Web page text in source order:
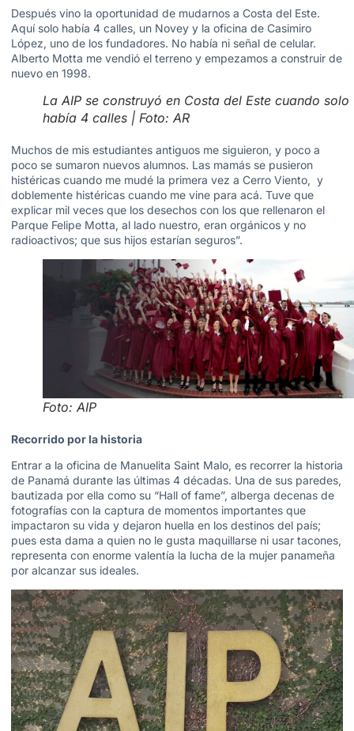
Después vino la oportunidad de mudarnos a Costa del Este.
Aquí solo había 4 calles, un Novey y la oficina de Casimiro
López, uno de los fundadores. No había ni señal de celular.
Alberto Motta me vendió el terreno y empezamos a construir de
nuevo en 1998.
La AIP se construyó en Costa del Este cuando solo
había 4 calles | Foto: AR
Muchos de mis estudiantes antiguos me siguieron, y poco a
poco se sumaron nuevos alumnos. Las mamás se pusieron
histéricas cuando me mudé la primera vez a Cerro Viento, y
doblemente histéricas cuando me vine para acá. Tuve que
explicar mil veces que los desechos con los que rellenaron el
Parque Felipe Motta, al lado nuestro, eran orgánicos y no
radioactivos; que sus hijos estarían seguros”.
Foto: AIP
Recorrido por la historia
Entrar a la oficina de Manuelita Saint Malo, es recorrer la historia
de Panamá durante las últimas 4 décadas. Una de sus paredes,
bautizada por ella como su “Hall of fame”, alberga decenas de
fotografías con la captura de momentos importantes que
impactaron su vida y dejaron huella en los destinos del país;
pues esta dama a quien no le gusta maquillarse ni usar tacones,
representa con enorme valentía la lucha de la mujer panameña
por alcanzar sus ideales.